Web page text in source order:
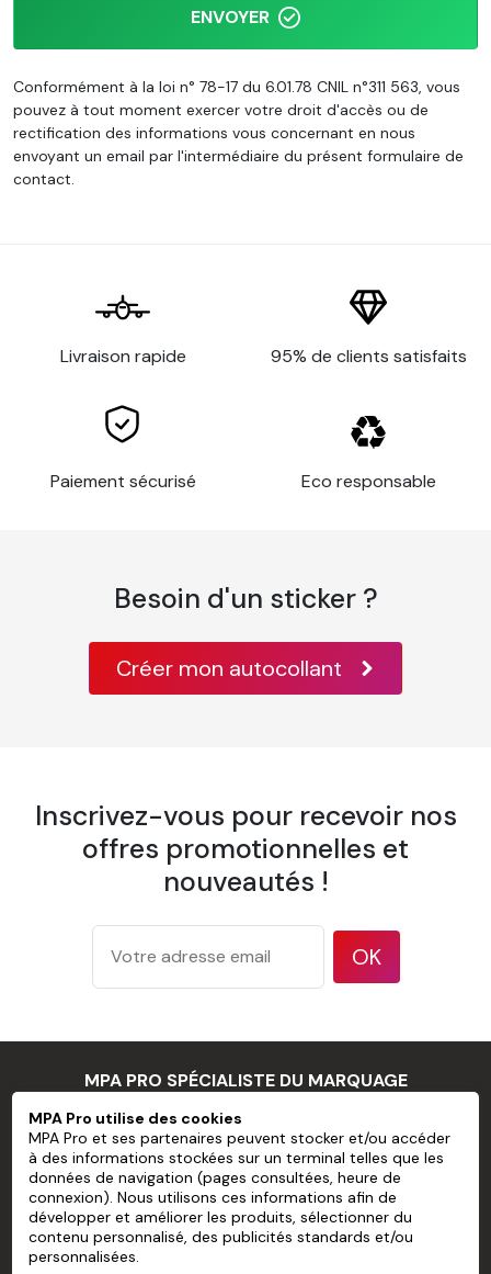
ENVOYER
Conformément à la loi n° 78-17 du 6.01.78 CNIL n°311 563, vous
pouvez à tout moment exercer votre droit d'accès ou de
rectification des informations vous concernant en nous
envoyant un email par l'intermédiaire du présent formulaire de
contact.
Livraison rapide 95% de clients satisfaits
Paiement sécurisé Eco responsable
Besoin d'un sticker ?
Créer mon autocollant
Inscrivez-vous pour recevoir nos
offres promotionnelles et
nouveautés !
OK
MPA PRO SPÉCIALISTE DU MARQUAGE
MPA PRO
NOS SERVICES
MON COMPTE
MPA Pro utilise des cookies
MPA Pro et ses partenaires peuvent stocker et/ou accéder
à des informations stockées sur un terminal telles que les
données de navigation (pages consultées, heure de
connexion). Nous utilisons ces informations afin de
développer et améliorer les produits, sélectionner du
contenu personnalisé, des publicités standards et/ou
personnalisées.